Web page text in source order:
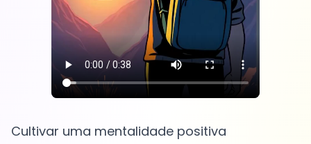
Cultivar uma mentalidade positiva